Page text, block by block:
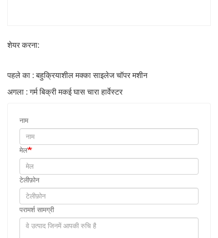
शेयर करना:
पहले का : बहुक्रियाशील मक्का साइलेज चॉपर मशीन
अगला : गर्म बिक्री मकई घास चारा हार्वेस्टर
नाम
मेल
टेलीफ़ोन
परामर्श सामग्री